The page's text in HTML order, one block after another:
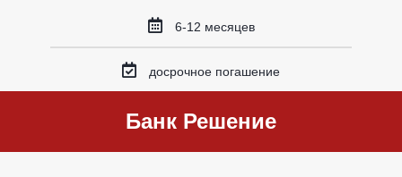
6-12 месяцев
досрочное погашение
Банк Решение